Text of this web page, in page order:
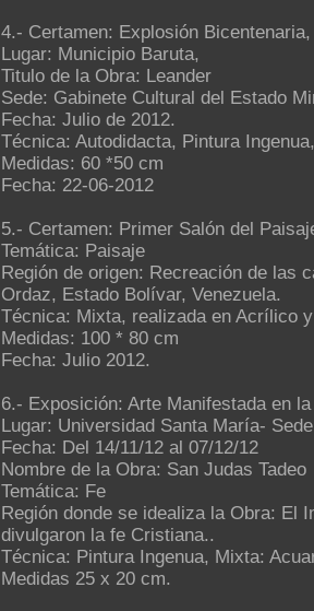
4.- Certamen: Explosión
Lugar: Municipio Baruta,
Titulo de la Obra: Leander
Sede: Gabinete Cultural del Estado
Fecha: Julio de 2012.
Técnica: Autodidacta, Pintura
Medidas: 60 *50 cm
Fecha: 22-06-2012
5.- Certamen: Primer Salón del
Temática: Paisaje
Región de origen: Recreación de las
Ordaz, Estado Bolívar, Venezuela.
Técnica: Mixta, realizada en Acrílico
Medidas: 100 * 80 cm
Fecha: Julio 2012.
6.- Exposición: Arte Manifestada en
Lugar: Universidad Santa María-
Fecha: Del 14/11/12 al 07/12/12
Nombre de la Obra: San Judas Tadeo
Temática: Fe
Región donde se idealiza la Obra: El
divulgaron la fe Cristiana..
Técnica: Pintura Ingenua, Mixta:
Medidas 25 x 20 cm.